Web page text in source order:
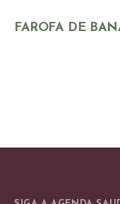
FAROFA DE